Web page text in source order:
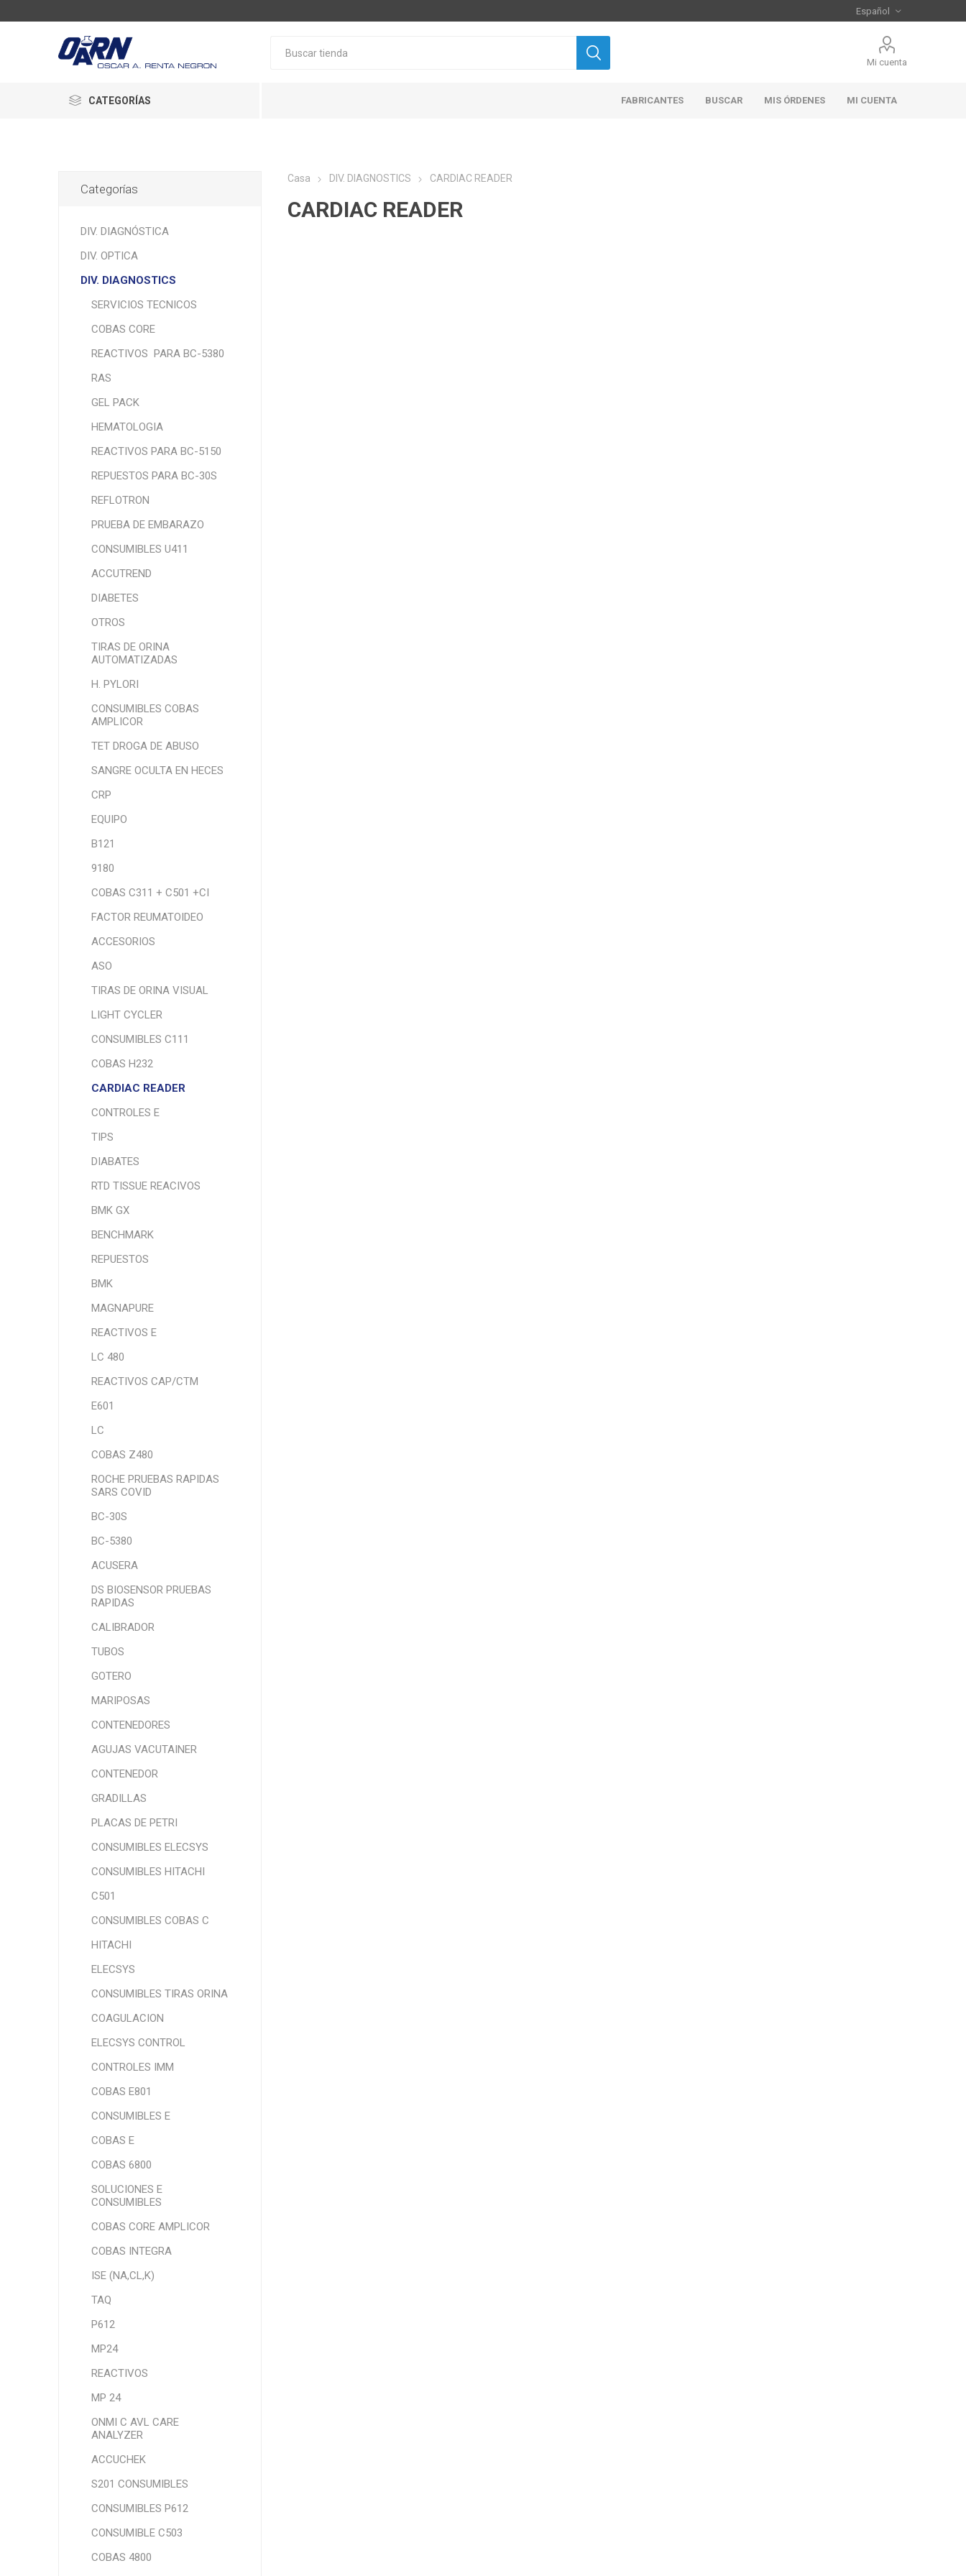
Mi cuenta
CATEGORÍAS FABRICANTES BUSCAR MIS ÓRDENES MI CUENTA
Casa DIV. DIAGNOSTICS CARDIAC READER
CARDIAC READER
Categorías
DIV. DIAGNÓSTICA
DIV. OPTICA
DIV. DIAGNOSTICS
SERVICIOS TECNICOS
COBAS CORE
REACTIVOS PARA BC-5380
RAS
GEL PACK
HEMATOLOGIA
REACTIVOS PARA BC-5150
REPUESTOS PARA BC-30S
REFLOTRON
PRUEBA DE EMBARAZO
CONSUMIBLES U411
ACCUTREND
DIABETES
OTROS
TIRAS DE ORINA
AUTOMATIZADAS
H. PYLORI
CONSUMIBLES COBAS
AMPLICOR
TET DROGA DE ABUSO
SANGRE OCULTA EN HECES
CRP
EQUIPO
B121
9180
COBAS C311 + C501 +CI
FACTOR REUMATOIDEO
ACCESORIOS
ASO
TIRAS DE ORINA VISUAL
LIGHT CYCLER
CONSUMIBLES C111
COBAS H232
CARDIAC READER
CONTROLES E
TIPS
DIABATES
RTD TISSUE REACIVOS
BMK GX
BENCHMARK
REPUESTOS
BMK
MAGNAPURE
REACTIVOS E
LC 480
REACTIVOS CAP/CTM
E601
LC
COBAS Z480
ROCHE PRUEBAS RAPIDAS
SARS COVID
BC-30S
BC-5380
ACUSERA
DS BIOSENSOR PRUEBAS
RAPIDAS
CALIBRADOR
TUBOS
GOTERO
MARIPOSAS
CONTENEDORES
AGUJAS VACUTAINER
CONTENEDOR
GRADILLAS
PLACAS DE PETRI
CONSUMIBLES ELECSYS
CONSUMIBLES HITACHI
C501
CONSUMIBLES COBAS C
HITACHI
ELECSYS
CONSUMIBLES TIRAS ORINA
COAGULACION
ELECSYS CONTROL
CONTROLES IMM
COBAS E801
CONSUMIBLES E
COBAS E
COBAS 6800
SOLUCIONES E
CONSUMIBLES
COBAS CORE AMPLICOR
COBAS INTEGRA
ISE (NA,CL,K)
TAQ
P612
MP24
REACTIVOS
MP 24
ONMI C AVL CARE
ANALYZER
ACCUCHEK
S201 CONSUMIBLES
CONSUMIBLES P612
CONSUMIBLE C503
COBAS 4800